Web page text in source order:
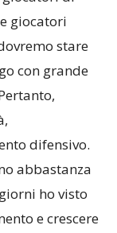
giocatori
stare
con grande
difensivo.
abbastanza
ho visto
e crescere